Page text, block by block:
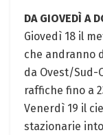
DA GIOVEDÌ A
Giovedì 18 il
che andranno
da Ovest/Sud-
raffiche fino a
Venerdì 19 il
stazionarie